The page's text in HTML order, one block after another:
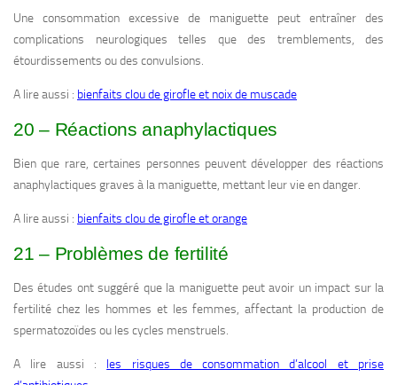
Une consommation excessive de maniguette peut entraîner des
complications neurologiques telles que des tremblements, des
étourdissements ou des convulsions.
A lire aussi : bienfaits clou de girofle et noix de muscade
20 – Réactions anaphylactiques
Bien que rare, certaines personnes peuvent développer des réactions
anaphylactiques graves à la maniguette, mettant leur vie en danger.
A lire aussi : bienfaits clou de girofle et orange
21 – Problèmes de fertilité
Des études ont suggéré que la maniguette peut avoir un impact sur la
fertilité chez les hommes et les femmes, affectant la production de
spermatozoïdes ou les cycles menstruels.
A lire aussi : les risques de consommation d’alcool et prise